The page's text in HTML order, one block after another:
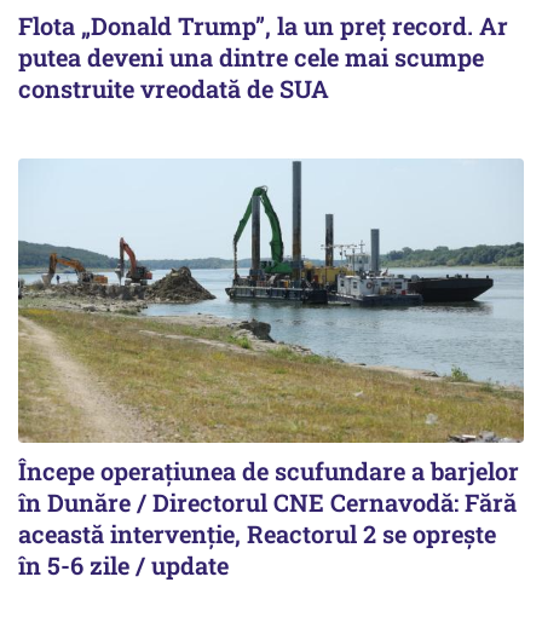
Flota „Donald Trump”, la un preț record. Ar
putea deveni una dintre cele mai scumpe
construite vreodată de SUA
Începe operațiunea de scufundare a barjelor
în Dunăre / Directorul CNE Cernavodă: Fără
această intervenție, Reactorul 2 se oprește
în 5-6 zile / update